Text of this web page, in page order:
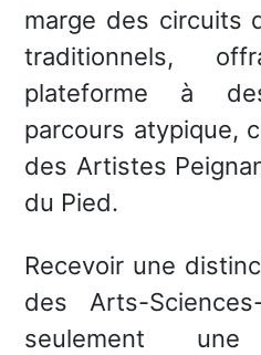
marge des circuits
traditionnels,
plateforme à
parcours atypique,
des Artistes
du Pied.
Recevoir une
des Arts-
seulement une